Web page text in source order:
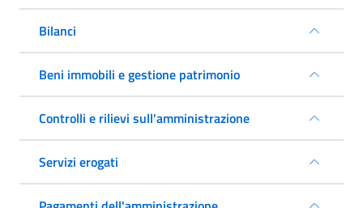
Bilanci
Beni immobili e gestione patrimonio
Controlli e rilievi sull'amministrazione
Servizi erogati